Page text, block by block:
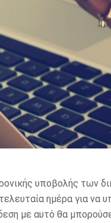
υποβολής των
ημέρα για να
με αυτό θα